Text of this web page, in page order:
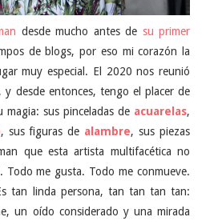
desde mucho antes de su primer
de blogs, por eso mi corazón la
muy especial. El 2020 nos reunió
y desde entonces, tengo el placer de
magia: sus pinceladas de acuarelas,
, sus figuras de alambre, sus piezas
que esta artista multifacética no
Todo me gusta. Todo me conmueve.
tan linda persona, tan tan tan tan:
un oído considerado y una mirada